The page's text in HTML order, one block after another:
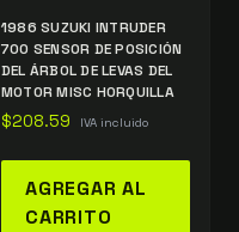
1986 SUZUKI INTRUDER
700 SENSOR DE POSICIÓN
DEL ÁRBOL DE LEVAS DEL
MOTOR MISC HORQUILLA
$208.59 IVA incluido
AGREGAR AL
CARRITO